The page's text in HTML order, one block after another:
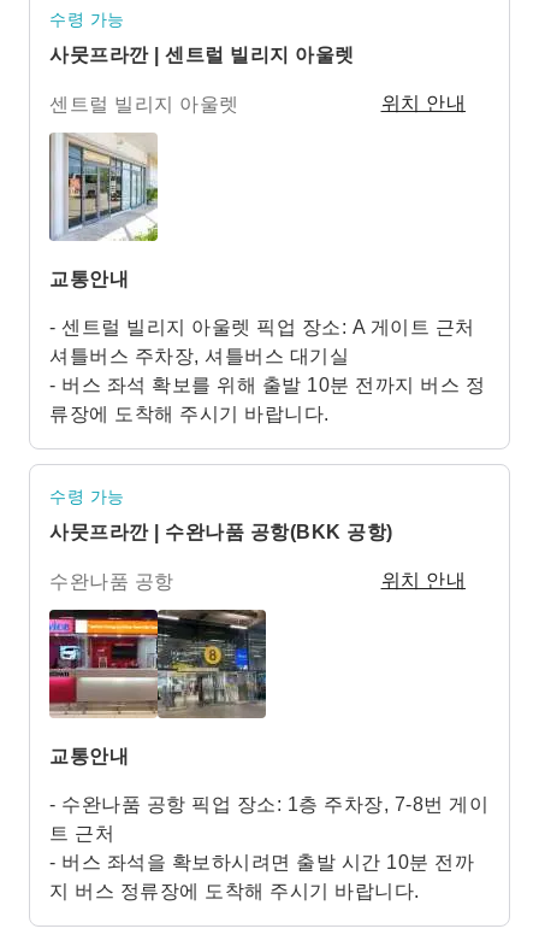
수령 가능
사뭇프라깐 | 센트럴 빌리지 아울렛
센트럴 빌리지 아울렛 위치 안내
교통안내
- 센트럴 빌리지 아울렛 픽업 장소: A 게이트 근처
셔틀버스 주차장, 셔틀버스 대기실
- 버스 좌석 확보를 위해 출발 10분 전까지 버스 정
류장에 도착해 주시기 바랍니다.
수령 가능
사뭇프라깐 | 수완나품 공항(BKK 공항)
수완나품 공항 위치 안내
교통안내
- 수완나품 공항 픽업 장소: 1층 주차장, 7-8번 게이
트 근처
- 버스 좌석을 확보하시려면 출발 시간 10분 전까
지 버스 정류장에 도착해 주시기 바랍니다.